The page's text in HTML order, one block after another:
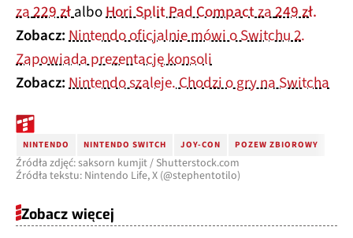
za229 złalboHori Split Pad Compactza249 zł.
Zobacz:Nintendo oficjalnie mówi o Switchu 2.
Zapowiada prezentację konsoli
Zobacz:Nintendo szaleje. Chodzi o gry na Switcha
NINTENDO NINTENDO SWITCH JOY-CON POZEW ZBIOROWY
Źródła zdjęć: saksorn kumjit / Shutterstock.com
Źródła tekstu: Nintendo Life, X (@stephentotilo)
Zobacz więcej